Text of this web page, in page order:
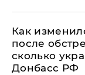
Как
после
сколько
Донбасс РФ